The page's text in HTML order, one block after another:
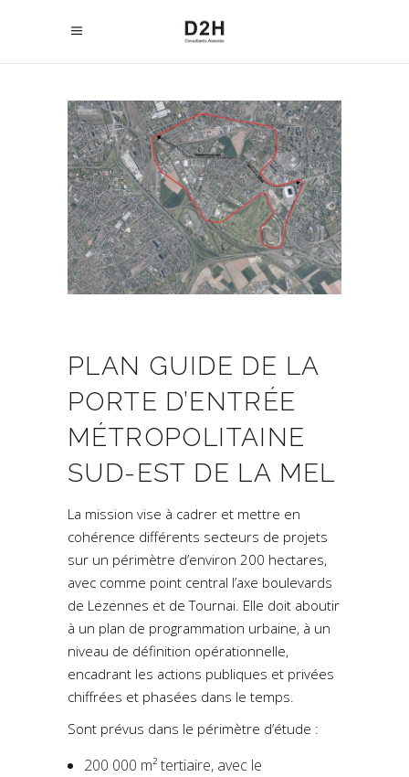
PLAN GUIDE DE LA
PORTE D’ENTRÉE
MÉTROPOLITAINE
SUD-EST DE LA MEL
La mission vise à cadrer et mettre en
cohérence différents secteurs de projets
sur un périmètre d’environ 200 hectares,
avec comme point central l’axe boulevards
de Lezennes et de Tournai. Elle doit aboutir
à un plan de programmation urbaine, à un
niveau de définition opérationnelle,
encadrant les actions publiques et privées
chiffrées et phasées dans le temps.
Sont prévus dans le périmètre d’étude :
200 000 m² tertiaire, avec le